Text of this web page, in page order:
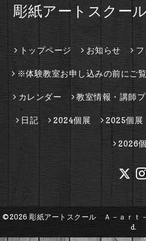
彫紙アートスク
トップページ お知らせ
※体験教室お申し込みの前にご
カレンダー 教室情報・講師
日記 2024個展 2025個展
2026
©2026 彫紙アートスクール Ａ－ａｒｔ
d.